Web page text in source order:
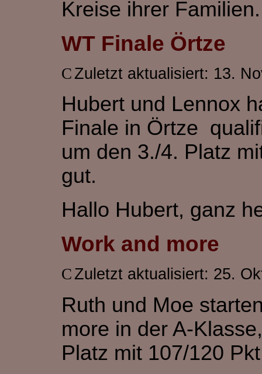
Kreise ihrer Familien.
WT Finale Örtze
Zuletzt aktualisiert: 13.
Hubert und Lennox
Finale in Örtze
um den 3./4. Platz
gut.
Hallo Hubert, ganz
Work and more
Zuletzt aktualisiert: 25.
Ruth und Moe
more in der A-
Platz mit 107/120